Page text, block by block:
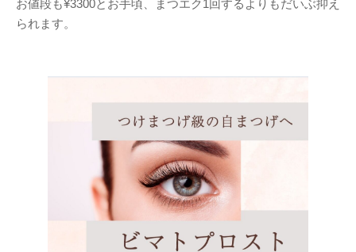
お値段も¥3300とお手頃、まつエク1回するよりもだいぶ抑え
られます。